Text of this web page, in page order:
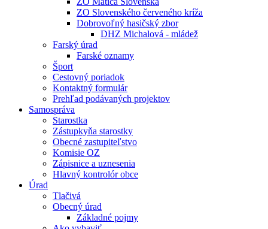
ZO Slovenského červeného kríža
Dobrovoľný hasičský zbor
DHZ Michalová - mládež
Farský úrad
Farské oznamy
Šport
Cestovný poriadok
Kontaktný formulár
Prehľad podávaných projektov
Samospráva
Starostka
Zástupkyňa starostky
Obecné zastupiteľstvo
Komisie OZ
Zápisnice a uznesenia
Hlavný kontrolór obce
Úrad
Tlačivá
Obecný úrad
Základné pojmy